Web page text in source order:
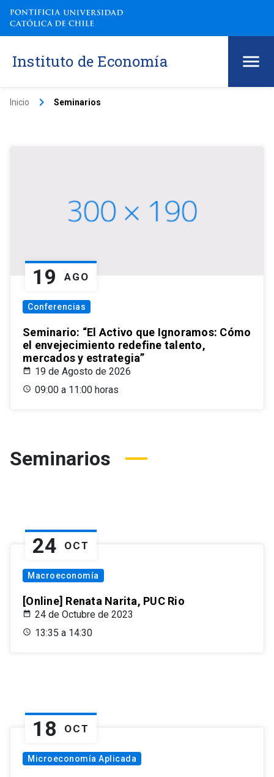
Instituto de Economía
Inicio keyboard_arrow_right Seminarios
19 AGO
Conferencias
Seminario: “El Activo que Ignoramos: Cómo
el envejecimiento redefine talento,
mercados y estrategia”
19 de Agosto de 2026
09:00 a 11:00 horas
Seminarios
24 OCT
Macroeconomía
[Online] Renata Narita, PUC Rio
24 de Octubre de 2023
13:35 a 14:30
18 OCT
Microeconomía Aplicada